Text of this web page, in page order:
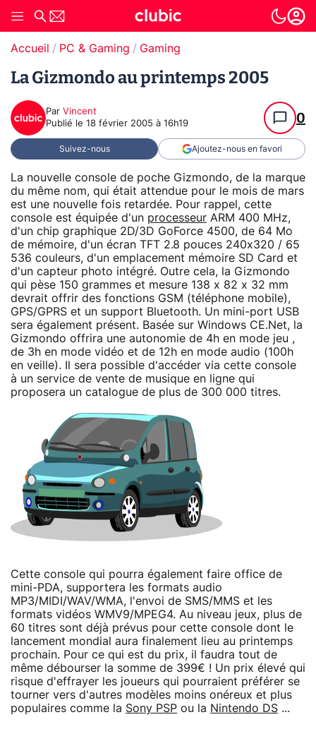
Accueil PC & Gaming Gaming
La Gizmondo au printemps 2005
Par Vincent
Publié le 18 février 2005 à 16h19 0
Suivez-nous Ajoutez-nous en favori
La nouvelle console de poche Gizmondo, de la marque
du même nom, qui était attendue pour le mois de mars
est une nouvelle fois retardée. Pour rappel, cette
console est équipée d'un processeur ARM 400 MHz,
d'un chip graphique 2D/3D GoForce 4500, de 64 Mo
de mémoire, d'un écran TFT 2.8 pouces 240x320 / 65
536 couleurs, d'un emplacement mémoire SD Card et
d'un capteur photo intégré. Outre cela, la Gizmondo
qui pèse 150 grammes et mesure 138 x 82 x 32 mm
devrait offrir des fonctions GSM (téléphone mobile),
GPS/GPRS et un support Bluetooth. Un mini-port USB
sera également présent. Basée sur Windows CE.Net, la
Gizmondo offrira une autonomie de 4h en mode jeu ,
de 3h en mode vidéo et de 12h en mode audio (100h
en veille). Il sera possible d'accéder via cette console
à un service de vente de musique en ligne qui
proposera un catalogue de plus de 300 000 titres.
Cette console qui pourra également faire office de
mini-PDA, supportera les formats audio
MP3/MIDI/WAV/WMA, l'envoi de SMS/MMS et les
formats vidéos WMV9/MPEG4. Au niveau jeux, plus de
60 titres sont déjà prévus pour cette console dont le
lancement mondial aura finalement lieu au printemps
prochain. Pour ce qui est du prix, il faudra tout de
même débourser la somme de 399€ ! Un prix élevé qui
risque d'effrayer les joueurs qui pourraient préférer se
tourner vers d'autres modèles moins onéreux et plus
populaires comme la Sony PSP ou la Nintendo DS ...